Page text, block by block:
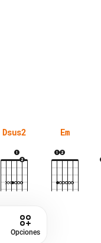
Dsus2 Em
Opciones